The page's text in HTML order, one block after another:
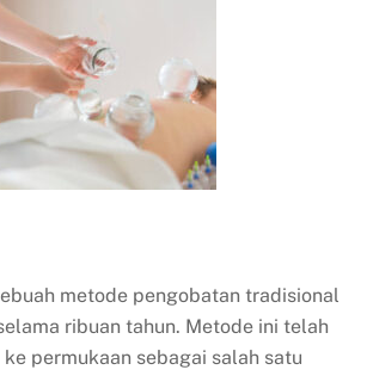
metode pengobatan tradisional
ribuan tahun. Metode ini telah
permukaan sebagai salah satu